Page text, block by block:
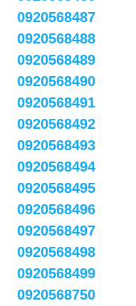
0920568487
0920568488
0920568489
0920568490
0920568491
0920568492
0920568493
0920568494
0920568495
0920568496
0920568497
0920568498
0920568499
0920568750